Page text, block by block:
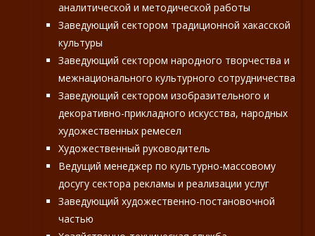
аналитической и методической работы
Заведующий сектором традиционной хакасской
культуры
Заведующий сектором народного творчества и
межнационального культурного сотрудничества
Заведующий сектором изобразительного и
декоративно-прикладного искусства, народных
художественных ремесел
Художественный руководитель
Ведущий менеджер по культурно-массовому
досугу сектора рекламы и реализации услуг
Заведующий художественно-постановочной
частью